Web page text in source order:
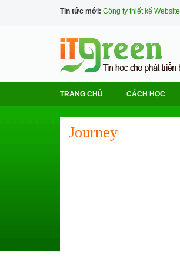
Tin tức mới: Công ty thiết kế Website
TRANG CHỦ CÁCH HỌC
Journey